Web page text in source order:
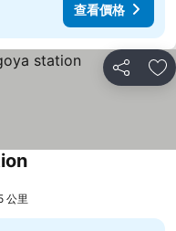
查看價格
分享 加
查看價格
公里